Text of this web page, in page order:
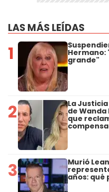
LAS MÁS LEÍDAS
1 Hermano:
grande"
2 La
de
que
3 Murió
años: qué